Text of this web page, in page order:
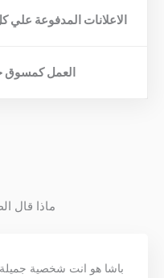
الاعلانات المدفوعة
العمل كمسوق
ماذا قال
باشا هو انت شخصية جميلة